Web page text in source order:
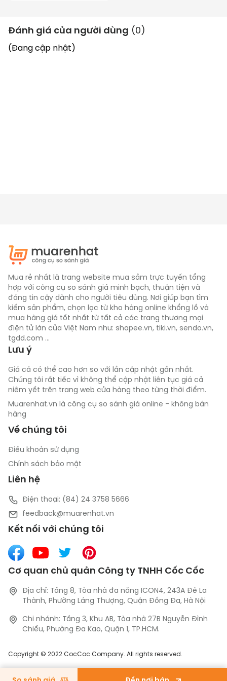
trong các công trình yêu cầu khoan đất liên tục.
Sử dụng mũi khoan lưỡi kép sắc bén
Máy sử dụng mũi khoan có kích thước 800 x 150 mm,
xuyên qua nhiều loại đất khác nhau như đất thịt, đất
pha cát hoặc đất cứng vừa. Điều này giúp bạn khoan
nhanh chóng, tạo lỗ đều, không tốn nhiều thời gian.
Đánh giá của người dùng (0 )
(Đang cập nhật)
Mua rẻ nhất là trang website mua sắm trực tuyến tổng
hợp với công cụ so sánh giá minh bạch, thuận tiện và
đáng tin cậy dành cho người tiêu dùng. Nơi giúp bạn tìm
kiếm sản phẩm, chọn lọc từ kho hàng online khổng lồ và
mua hàng giá tốt nhất từ tất cả các trang thương mại
điện tử lớn của Việt Nam như: shopee.vn, tiki.vn, sendo.vn,
tgdd.com ...
Về chúng tôi
Điều khoản sử dụng
Chính sách bảo mật
Liên hệ
Điện thoại: (84) 24 3758 5666
feedback@muarenhat.vn
Kết nối với chúng tôi
Cơ quan chủ quản Công ty TNHH Cốc Cốc
Địa chỉ: Tầng 8, Tòa nhà đa năng ICON4, 243A Đê La
Thành, Phường Láng Thượng, Quận Đống Đa, Hà Nội
Chi nhánh: Tầng 3, Khu AB, Tòa nhà 27B Nguyễn Đình
Chiểu, Phường Đa Kao, Quận 1, TP.HCM.
Lưu ý
Giá cả có thể cao hơn so với lần cập nhật gần nhất.
Chúng tôi rất tiếc vì không thể cập nhật liên tục giá cả
niêm yết trên trang web cửa hàng theo từng thời điểm.
Muarenhat.vn là công cụ so sánh giá online - không bán
hàng
Copyright © 2022 CocCoc Company. All rights reserved.